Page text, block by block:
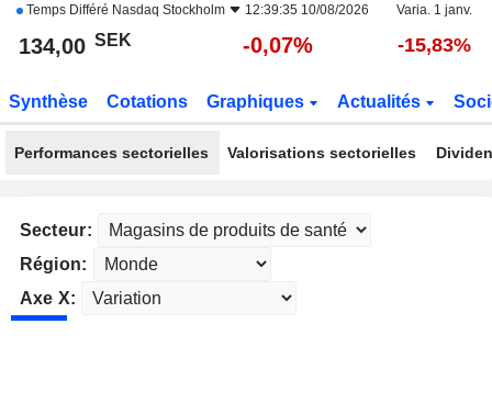
Temps Différé Nasdaq Stockholm 12:39:35 10/08/2026 Varia. 1 janv.
134,00 SEK -0,07% -15,83%
Synthèse Cotations Graphiques Actualités
Performances sectorielles Valorisations sectorielles
Secteur:
Région:
Axe X: